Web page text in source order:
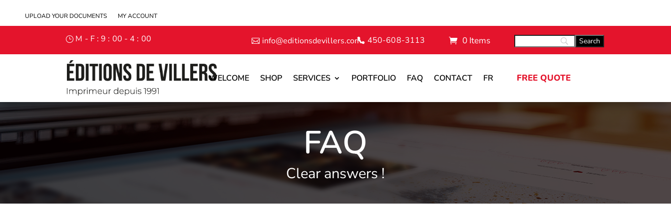
UPLOAD YOUR DOCUMENTS MY ACCOUNT
M - F : 9 : 00 - 4 : 00 info@editionsdevillers.com 450-608-3113 0 Items
WELCOME SHOP SERVICES PORTFOLIO FAQ CONTACT FR FREE QUOTE
FAQ
Clear answers !